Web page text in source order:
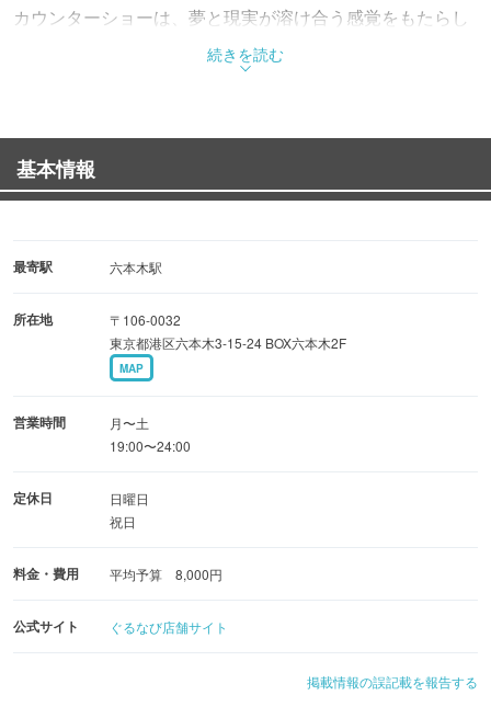
カウンターショーは、夢と現実が溶け合う感覚をもたらし
しめるような
開放感溢れるおしゃれな空間。デートや接待、誕生日や記
念日など様々な
キを出すなどの
美しいカクテルや心地よい音楽とともに、驚きに満ちたひ
と時をご提供します。
現実の枠を越えた幻想的な体験に触れてみてください。今
日しかないこの日を
こにあります。
続きを読む
基本情報
最寄駅 六本木駅
所在地
〒106-0032
東京都港区六本木3-15-24 BOX六本木2F
MAP
営業時間
月〜土
19:00〜24:00
定休日
日曜日
祝日
料金・費用 平均予算 8,000円
公式サイト ぐるなび店舗サイト
掲載情報の誤記載を報告する